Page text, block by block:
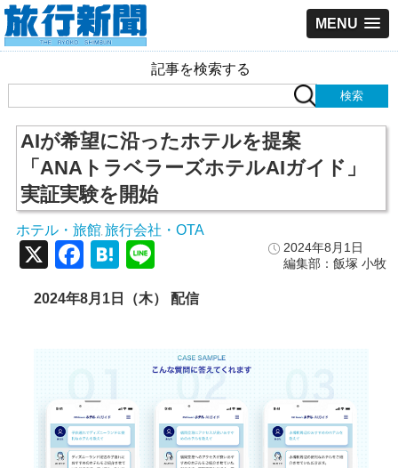
MENU
記事を検索する
AIが希望に沿ったホテルを提案
「ANAトラベラーズホテルAIガイド」
実証実験を開始
ホテル・旅館 旅行会社・OTA
2024年8月1日
編集部：飯塚 小牧
X Facebook
Hatena
2024年8月1日（木） 配信